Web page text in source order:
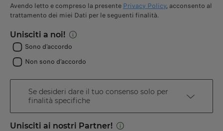
Avendo letto e compreso la presente Privacy Policy, acconsento al
trattamento dei miei Dati per le seguenti finalità.
Unisciti a noi!
Sono d'accordo
Non sono d'accordo
Se desideri dare il tuo consenso solo per
finalità specifiche
Unisciti ai nostri Partner!